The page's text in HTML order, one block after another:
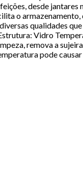
desde
o
qualidades
Vidro
remova a
pode